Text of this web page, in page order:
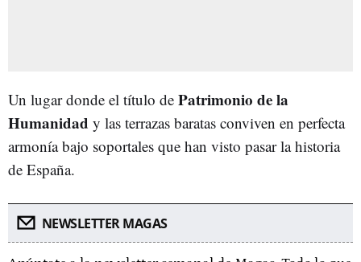
Un lugar donde el título de Patrimonio de la
Humanidad y las terrazas baratas conviven en perfecta
armonía bajo soportales que han visto pasar la historia
de España.
NEWSLETTER MAGAS